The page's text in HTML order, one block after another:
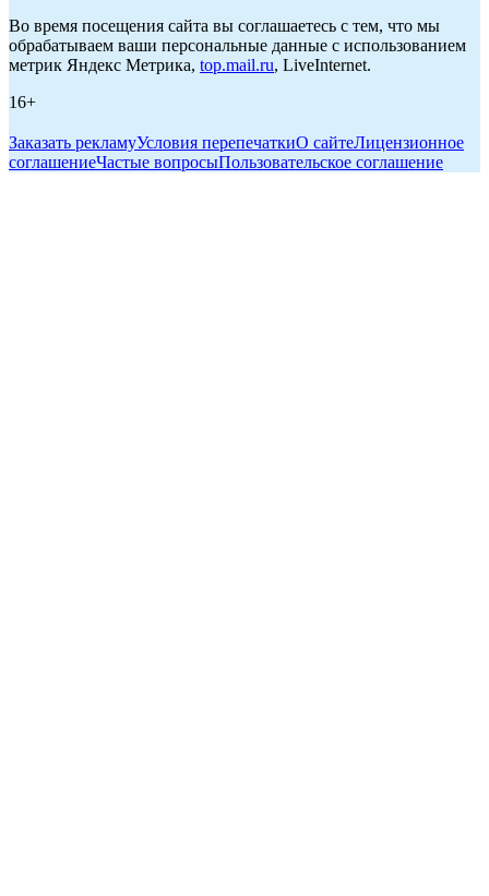
Во время посещения сайта вы соглашаетесь с тем, что мы
обрабатываем ваши персональные данные с использованием
метрик Яндекс Метрика, top.mail.ru, LiveInternet.
16+
Заказать рекламуУсловия перепечаткиО сайтеЛицензионное
соглашениеЧастые вопросыПользовательское соглашение